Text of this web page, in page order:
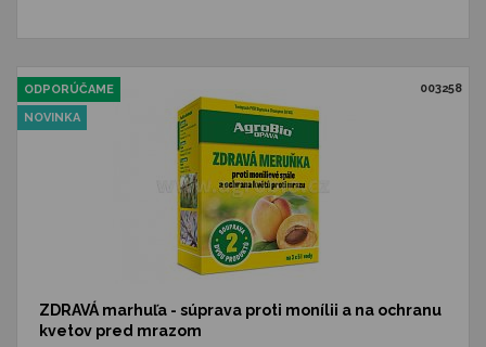
003258
ODPORÚČAME
NOVINKA
ZDRAVÁ marhuľa - súprava proti monílii a na ochranu
kvetov pred mrazom